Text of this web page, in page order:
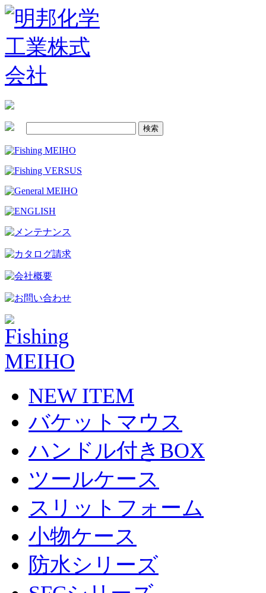
NEW ITEM
バケットマウス
ハンドル付きBOX
ツールケース
スリットフォーム
小物ケース
防水シリーズ